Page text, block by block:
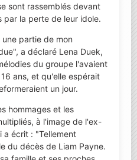
sont rassemblés devant
par la perte de leur idole.
partie de mon
a déclaré Lena Duek,
du groupe l'avaient
ans, et qu'elle espérait
un jour.
hommages et les
à l'image de l'ex-
a écrit : "Tellement
du décès de Liam Payne.